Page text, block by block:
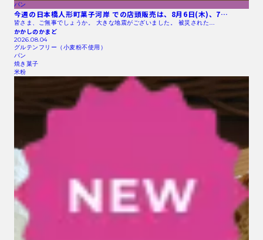
パン
今週の日本橋人形町菓子河岸 での店頭販売は、8月6日(木)、7…
皆さま、ご無事でしょうか。 大きな地震がございました。 被災された…
かかしのかまど
2026.08.04
グルテンフリー（小麦粉不使用）
パン
焼き菓子
米粉